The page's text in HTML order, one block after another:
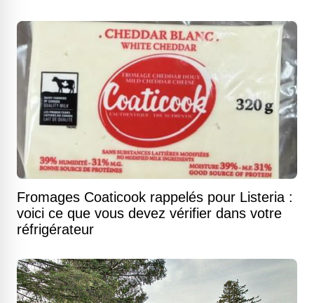
Fromages Coaticook rappelés pour Listeria :
voici ce que vous devez vérifier dans votre
réfrigérateur